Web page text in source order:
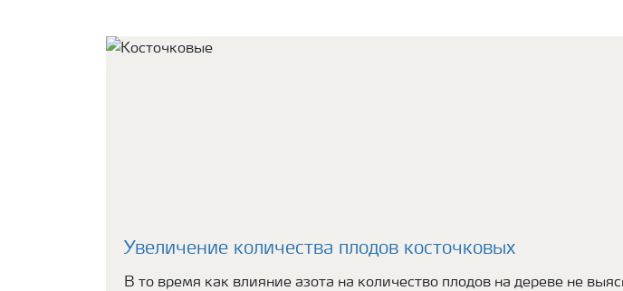
Увеличение количества плодов косточковых
В то время как влияние азота на количество плодов на дереве не